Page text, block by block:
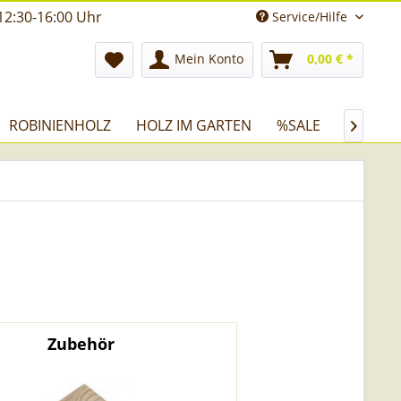
16:00 Uhr Service/Hilfe
Mein Konto 0,00 € *
ROBINIENHOLZ HOLZ IM GARTEN %SALE 
Zubehör